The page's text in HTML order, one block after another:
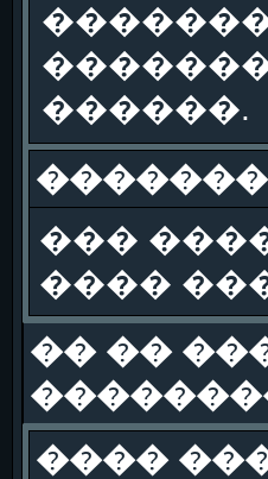
������.
���
����
�� ��
����